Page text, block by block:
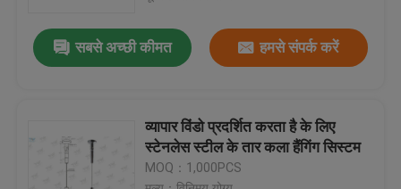
सबसे अच्छी कीमत हमसे संपर्क करें
व्यापार विंडो प्रदर्शित करता है के लिए
स्टेनलेस स्टील के तार कला हैंगिंग सिस्टम
MOQ：1,000PCS